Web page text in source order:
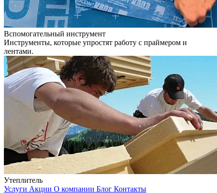
Вспомогательный инструмент
Инструменты, которые упростят работу с праймером и
лентами.
Утеплитель
Услуги Акции О компании Блог Контакты